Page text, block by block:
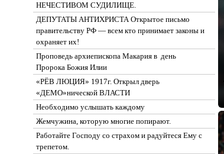
НЕЧЕСТИВОМ СУДИЛИЩЕ.
ДЕПУТАТЫ АНТИХРИСТА Открытое письмо
правительству РФ — всем кто принимает законы и
охраняет их!
Проповедь архиепископа Макария в день
Пророка Божия Илии
«РЁВ ЛЮЦИЯ» 1917г. Открыл дверь
«ДЕМО»нической ВЛАСТИ
Необходимо услышать каждому
Жемчужина, которую многие попирают.
Работайте Господу со страхом и радуйтеся Ему с
трепетом.